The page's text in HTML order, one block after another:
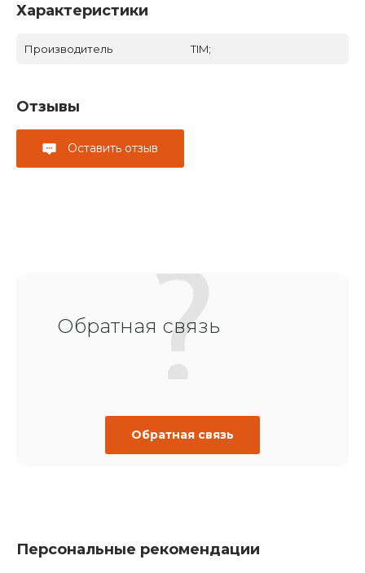
Характеристики
Производитель TIM;
Отзывы
Оставить отзыв
Обратная связь
Обратная связь
Персональные рекомендации